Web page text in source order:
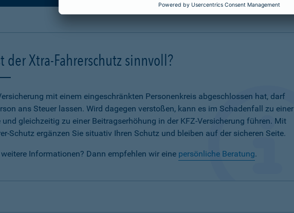
der Xtra-Fahrerschutz sinnvoll?
mit einem eingeschränkten Personenkreis abgeschlossen hat, darf
ans Steuer lassen. Wird dagegen verstoßen, kann es im Schadenfall zu einer
gleichzeitig zu einer Beitragserhöhung in der KFZ-Versicherung führen. Mit
Schutz ergänzen Sie situativ Ihren Schutz und bleiben auf der sicheren Seite.
Informationen? Dann empfehlen wir eine persönliche Beratung.